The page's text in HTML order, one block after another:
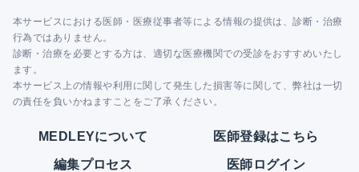
本サービスにおける医師・医療従事者等による情報の提供は、診断・治療
行為ではありません。
診断・治療を必要とする方は、適切な医療機関での受診をおすすめいたし
ます。
本サービス上の情報や利用に関して発生した損害等に関して、弊社は一切
の責任を負いかねますことをご了承ください。
MEDLEYについて 医師登録はこちら
編集プロセス 医師ログイン